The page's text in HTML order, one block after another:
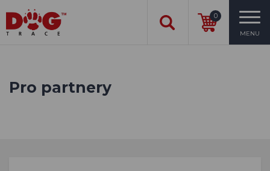
0
MENU
Pro partnery